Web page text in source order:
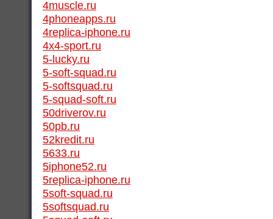
4muscle.ru
4phoneapps.ru
4replica-iphone.ru
4x4-sport.ru
5-lucky.ru
5-soft-squad.ru
5-softsquad.ru
5-squad-soft.ru
50driverov.ru
50pb.ru
52kredit.ru
5633.ru
5iphone52.ru
5replica-iphone.ru
5soft-squad.ru
5softsquad.ru